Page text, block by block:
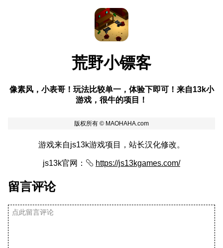
荒野小镖客
像素风，小表哥！玩法比较单一，体验下即可！来自13k小
游戏，很牛的项目！
游戏来自js13k游戏项目，站长汉化修改。
js13k官网： https://js13kgames.com/
留言评论